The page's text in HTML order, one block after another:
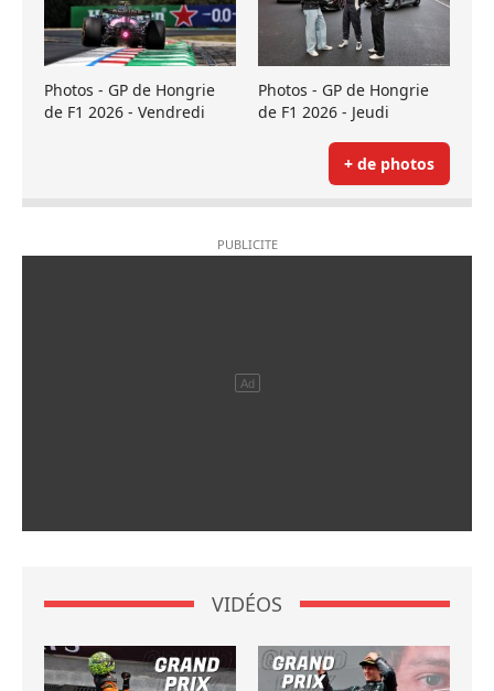
Photos - GP de Hongrie
de F1 2026 - Vendredi
Photos - GP de Hongrie
de F1 2026 - Jeudi
+ de photos
VIDÉOS